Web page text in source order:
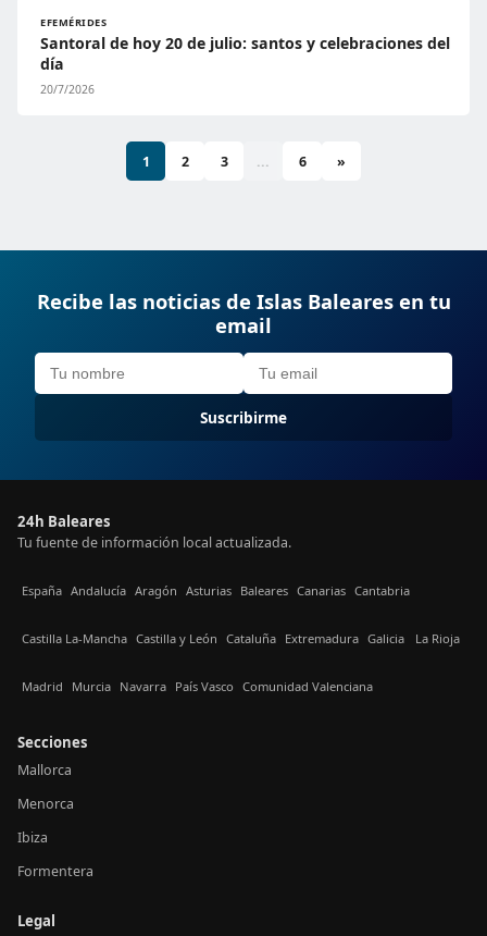
EFEMÉRIDES
Santoral de hoy 20 de julio: santos y celebraciones del
día
20/7/2026
1 2 3 ... 6 »
Recibe las noticias de Islas Baleares en tu
email
Suscribirme
24h Baleares
Tu fuente de información local actualizada.
España Andalucía Aragón Asturias Baleares Canarias Cantabria
Castilla La-Mancha Castilla y León Cataluña Extremadura Galicia La Rioja
Madrid Murcia Navarra País Vasco Comunidad Valenciana
Secciones
Mallorca
Menorca
Ibiza
Formentera
Legal